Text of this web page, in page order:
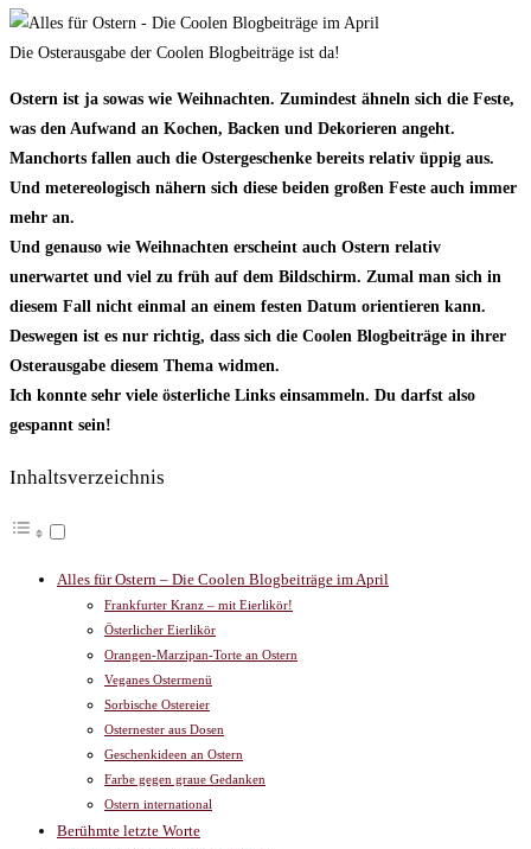
am:
Die Osterausgabe der Coolen Blogbeiträge ist da!
Ostern ist ja sowas wie Weihnachten. Zumindest ähneln sich die Feste,
was den Aufwand an Kochen, Backen und Dekorieren angeht.
Manchorts fallen auch die Ostergeschenke bereits relativ üppig aus.
Und metereologisch nähern sich diese beiden großen Feste auch immer
mehr an.
Und genauso wie Weihnachten erscheint auch Ostern relativ
unerwartet und viel zu früh auf dem Bildschirm. Zumal man sich in
diesem Fall nicht einmal an einem festen Datum orientieren kann.
Deswegen ist es nur richtig, dass sich die Coolen Blogbeiträge in ihrer
Osterausgabe diesem Thema widmen.
Ich konnte sehr viele österliche Links einsammeln. Du darfst also
gespannt sein!
Inhaltsverzeichnis
Alles für Ostern – Die Coolen Blogbeiträge im April
Frankfurter Kranz – mit Eierlikör!
Österlicher Eierlikör
Orangen-Marzipan-Torte an Ostern
Veganes Ostermenü
Sorbische Ostereier
Osternester aus Dosen
Geschenkideen an Ostern
Farbe gegen graue Gedanken
Ostern international
Berühmte letzte Worte